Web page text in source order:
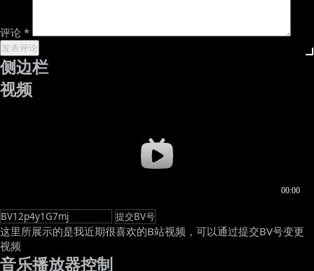
评论 *
侧边栏
视频
这里所展示的是我近期很喜欢的B站视频，可以通过提交BV号变更
视频
音乐播放器控制